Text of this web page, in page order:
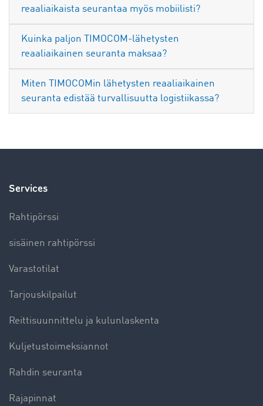
reaaliaikaista seurantaa myös mobiilisti?
Kuinka paljon TIMOCOM-lähetysten
reaaliaikainen seuranta maksaa?
Miten TIMOCOMin lähetysten reaaliaikainen
seuranta edistää turvallisuutta logistiikassa?
Services
Rahtipörssi
sisäinen rahtipörssi
Varastotilat
Tarjouskilpailut
Reittisuunnittelu ja kulunlaskenta
Kuljetustoimeksiannot
Rahdin seuranta
Rajapinnat